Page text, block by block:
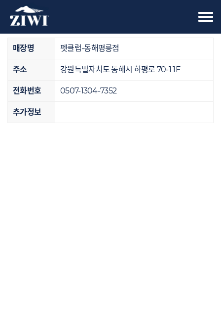
오프라인 매장
매장명 펫클럽-동해평릉점
주소 강원특별자치도 동해시 하평로 70-1 1F
전화번호 0507-1304-7352
추가정보